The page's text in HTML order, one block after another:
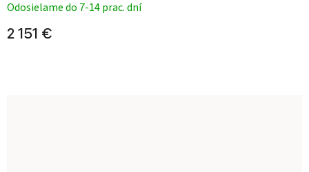
Odosielame do 7-14 prac. dní
2 151 €